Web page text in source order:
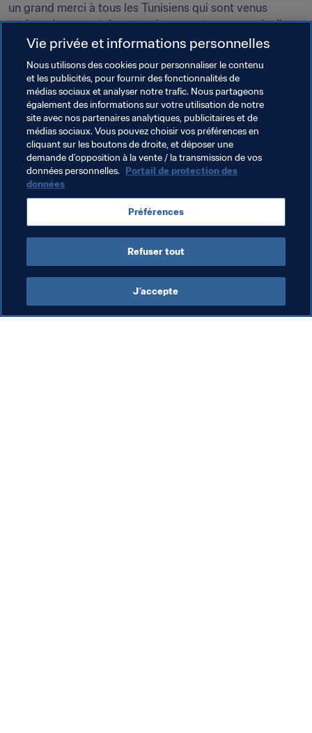
un grand merci à tous les Tunisiens qui sont venus
assister à nos matches et qui nous ont encouragés. Ils
sont très nombreux depuis le début du tournoi et ils ont
toujours été derrière nous, dans les bons comme dans
les mauvais moments".
Thèmes en lien
Coupe arabe de la FIFA 2021 Tunisia CAF
Oman AFC
Vie privée et informations personnelles
Nous utilisons des cookies pour personnaliser le contenu
et les publicités, pour fournir des fonctionnalités de
médias sociaux et analyser notre trafic. Nous partageons
également des informations sur votre utilisation de notre
site avec nos partenaires analytiques, publicitaires et de
médias sociaux. Vous pouvez choisir vos préférences en
cliquant sur les boutons de droite, et déposer une
demande d’opposition à la vente / la transmission de vos
données personnelles. Portail de protection des
données
Préférences
Refuser tout
J’accepte